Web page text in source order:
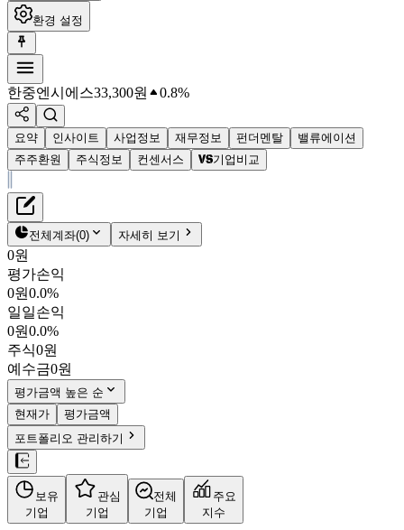
환경 설정
한중엔시에스33,300원 0.8%
요약 인사이트 사업정보 재무정보 펀더멘탈
밸류에이션
주주환원
주식정보 컨센서스 기업비교
한중엔시에스
33,300원
107640
KOSDAQ
시가총액
PBR2.98
PER51.91
fPER 37.11
배당수익률-
자사주비율-
결산월12월
4분기누적
10년
주재무제표
재무정보
펀더멘탈
밸류에이션
주주환원
컨센서스
주식정보
전체계좌(0) 자세히 보기
0원
평가손익
0원0.0%
일일손익
0원0.0%
주식0원
예수금0원
평가금액 높은 순
현재가
평가금액
포트폴리오 관리하기
보유
기업
관심
기업
전체
기업
주요
지수